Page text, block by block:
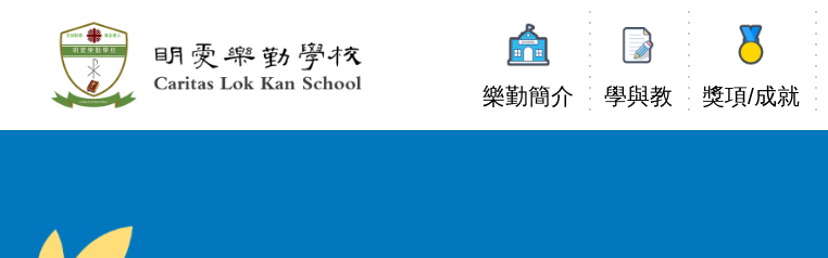
移至主內容
Main
navigation
樂勤簡介 學與教 獎項/成就